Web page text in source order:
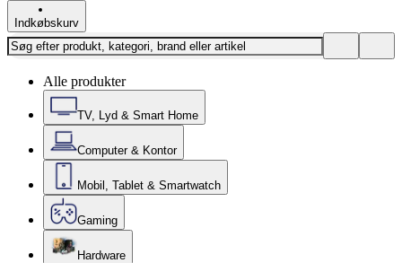
Indkøbskurv
Alle produkter
TV, Lyd & Smart Home
Computer & Kontor
Mobil, Tablet & Smartwatch
Gaming
Hardware